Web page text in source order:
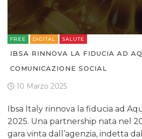
FREE DIGITAL SALUTE
IBSA RINNOVA LA FIDUCIA AD
COMUNICAZIONE SOCIAL
10 Marzo 2025
Ibsa Italy rinnova la fiducia ad
2025. Una partnership nata nel
gara vinta dall’agenzia, indetta